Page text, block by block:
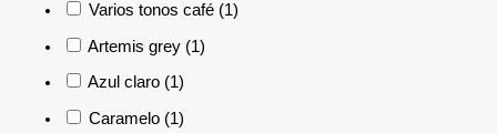
Varios tonos café (1)
Artemis grey (1)
Azul claro (1)
Caramelo (1)